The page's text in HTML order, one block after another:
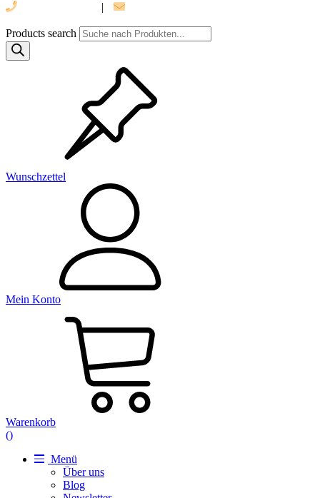
|
Products search
Wunschzettel
Mein Konto
Warenkorb
()
Menü
Über uns
Blog